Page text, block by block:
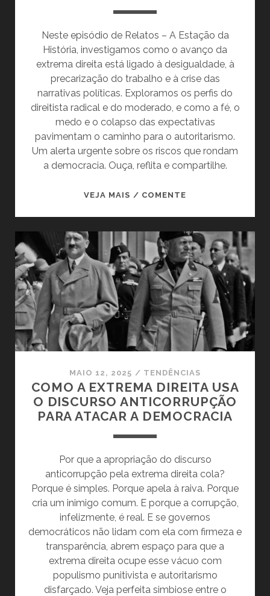
Neste episódio de Relatos – A Estação da
História, investigamos como o avanço da
extrema direita está ligado à desigualdade, à
precarização do trabalho e à crise das
narrativas políticas. Exploramos os perfis do
direitista radical e do moderado, e como a fé, o
medo e o colapso das expectativas
pavimentam o caminho para o autoritarismo.
Um alerta urgente sobre os riscos que rondam
a democracia. Ouça, reflita e compartilhe.
VEJA MAIS / COMENTEAVANÇO
DIREITA:
O
QUE
ESTÁ
POR
TRÁS
DOS
RISCOS
À
HOJE
MAIO 12, 2025 / TENDÊNCIAS
COMO A EXTREMA DIREITA USA
O DISCURSO ANTICORRUPÇÃO
PARA ATACAR A DEMOCRACIA
Por que a apropriação do discurso
anticorrupção pela extrema direita cola?
Porque é simples. Porque apela à raiva. Porque
cria um inimigo comum. E porque a corrupção,
infelizmente, é real. E se governos
democráticos não lidam com ela com firmeza e
transparência, abrem espaço para que a
extrema direita ocupe esse vácuo com
populismo punitivista e autoritarismo
disfarçado. Veja perfeita simbiose entre o